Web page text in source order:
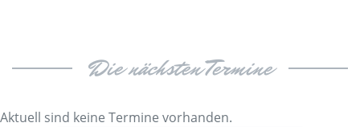
Die nächsten Termine
Aktuell sind keine Termine vorhanden.